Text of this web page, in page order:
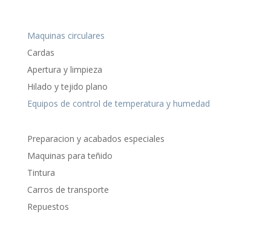
Maquinas circulares
Cardas
Apertura y limpieza
Hilado y tejido plano
Equipos de control de temperatura y humedad
Preparacion y acabados especiales
Maquinas para teñido
Tintura
Carros de transporte
Repuestos